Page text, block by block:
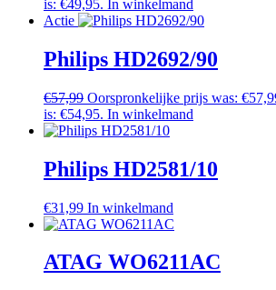
is: €49,95. In winkelmand
Actie
Philips HD2692/90
€57,99 Oorspronkelijke prijs was:
is: €54,95. In winkelmand
Philips HD2581/10
€31,99 In winkelmand
ATAG WO6211AC